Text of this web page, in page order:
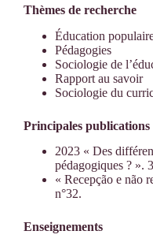
Thèmes de recherche
Éducation
Pédagogies
Sociologie de
Rapport au savoir
Sociologie du
Principales publications
2023 « Des
pédagogiques ? ».
« Recepção e não
n°32.
Enseignements